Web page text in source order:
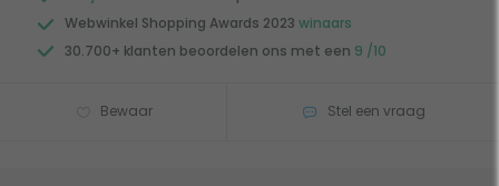
Webwinkel Shopping Awards 2023 winaars
30.700+ klanten beoordelen ons met een 9 /10
Bewaar Stel een vraag